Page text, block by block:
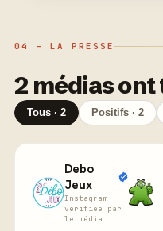
04 - LA PRESSE
2 médias
Tous · 2 Positifs · 2
Debo
Jeux
Instagram ·
vérifiée par
le média